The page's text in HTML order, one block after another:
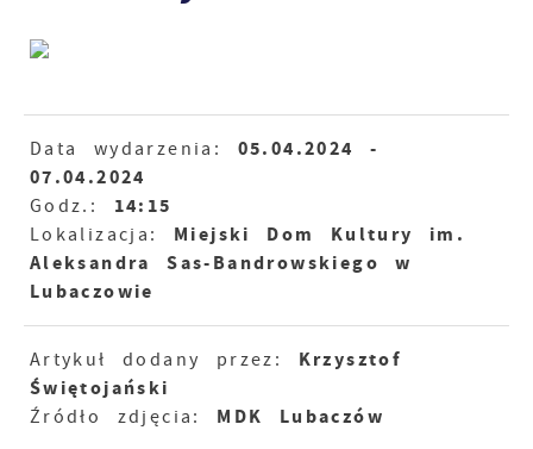
Data wydarzenia: 05.04.2024
-
07.04.2024
Godz.: 14:15
Lokalizacja:
Miejski Dom Kultury im.
Aleksandra Sas-Bandrowskiego w
Lubaczowie
Artykuł dodany przez: Krzysztof
Świętojański
Źródło zdjęcia: MDK Lubaczów